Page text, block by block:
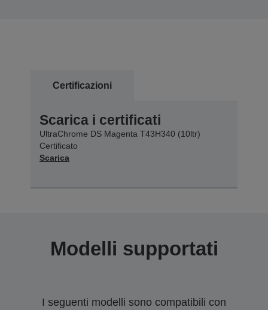
Certificazioni
Scarica i certificati
UltraChrome DS Magenta T43H340 (10ltr)
Certificato
Scarica
Modelli supportati
I seguenti modelli sono compatibili con